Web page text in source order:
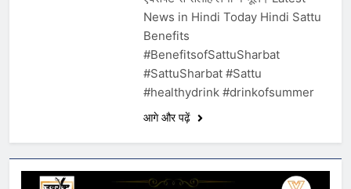
News in Hindi Today Hindi Sattu
Benefits
#BenefitsofSattuSharbat
#SattuSharbat #Sattu
#healthydrink #drinkofsummer
आगे और पढ़ें